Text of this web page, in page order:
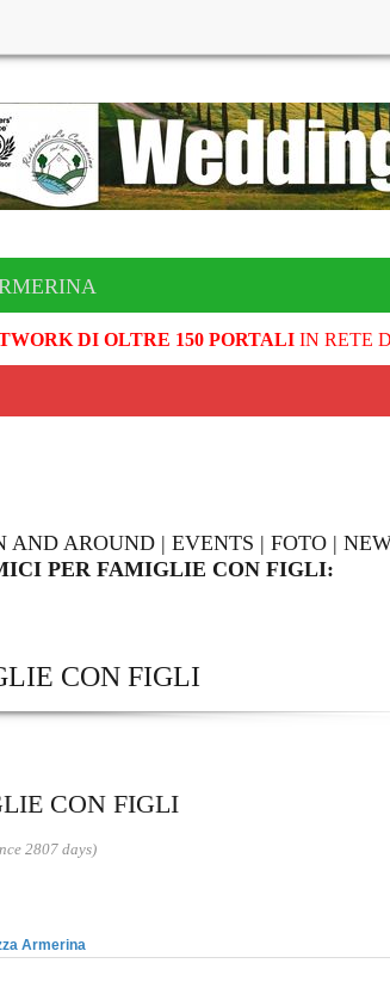
DI OLTRE 150 PORTALIIN RETE
AND AROUND| EVENTS | FOTO|
PER FAMIGLIE CON FIGLI:
CON FIGLI
CON FIGLI
2807 days)
Armerina